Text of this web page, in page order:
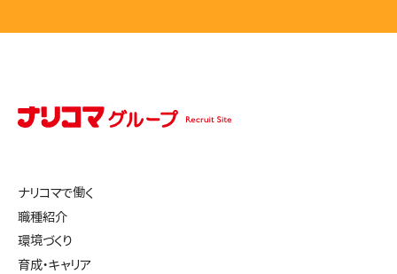
ナリコマで働く
職種紹介
環境づくり
育成・キャリア